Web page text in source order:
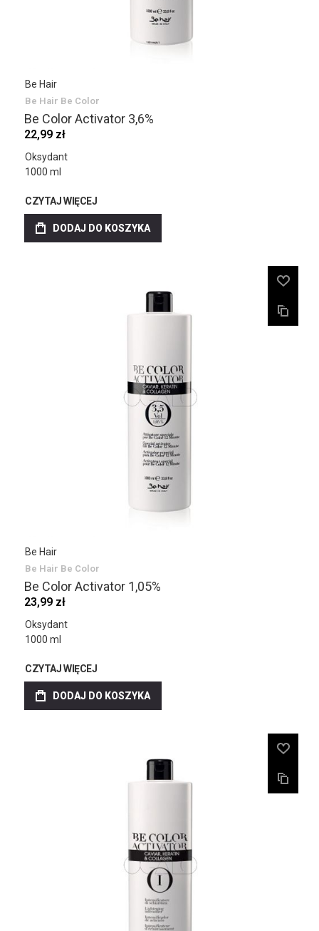
Be Hair
Be Hair Be Color
Be Color Activator 3,6%
22,99 zł
Oksydant
1000 ml
CZYTAJ WIĘCEJ
DODAJ DO KOSZYKA
Be Hair
Be Hair Be Color
Be Color Activator 1,05%
23,99 zł
Oksydant
1000 ml
CZYTAJ WIĘCEJ
DODAJ DO KOSZYKA